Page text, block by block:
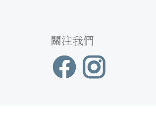
關注我們